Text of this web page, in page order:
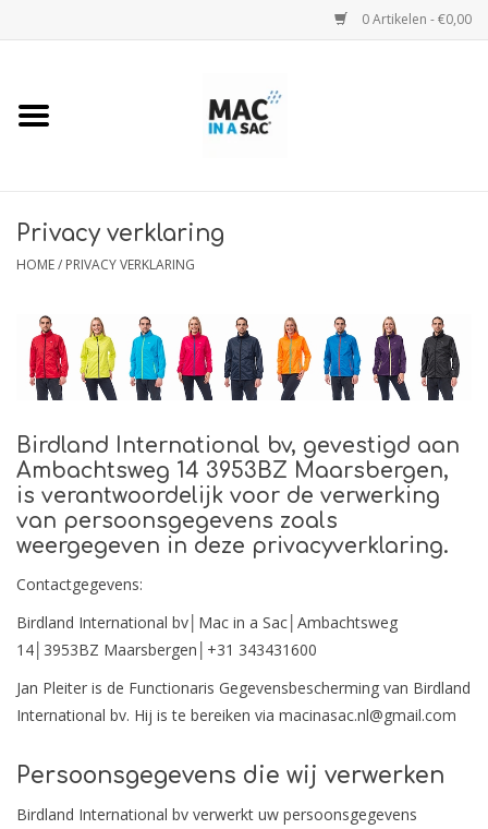
0 Artikelen - €0,00
Home
Regenjassen Kids
Regenbroeken
Maattabel
OUTLET
Privacy verklaring
HOME/ PRIVACY VERKLARING
Birdland International bv, gevestigd aan
Ambachtsweg 14 3953BZ Maarsbergen,
is verantwoordelijk voor de verwerking
van persoonsgegevens zoals
weergegeven in deze privacyverklaring.
Contactgegevens:
Birdland International bv│Mac in a Sac│Ambachtsweg
14│3953BZ Maarsbergen│+31 343431600
Jan Pleiter is de Functionaris Gegevensbescherming van Birdland
International bv. Hij is te bereiken via macinasac.nl@gmail.com
Persoonsgegevens die wij verwerken
Birdland International bv verwerkt uw persoonsgegevens